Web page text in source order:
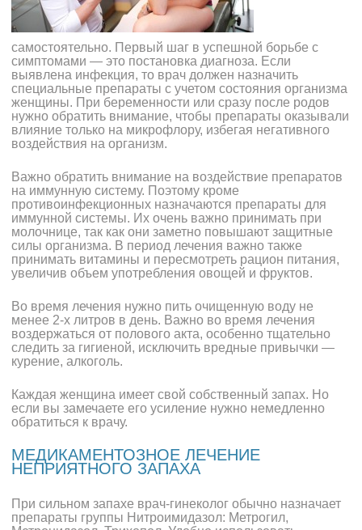
самостоятельно. Первый шаг в успешной борьбе с
симптомами — это постановка диагноза. Если
выявлена инфекция, то врач должен назначить
специальные препараты с учетом состояния организма
женщины. При беременности или сразу после родов
нужно обратить внимание, чтобы препараты оказывали
влияние только на микрофлору, избегая негативного
воздействия на организм.
Важно обратить внимание на воздействие препаратов
на иммунную систему. Поэтому кроме
противоинфекционных назначаются препараты для
иммунной системы. Их очень важно принимать при
молочнице, так как они заметно повышают защитные
силы организма. В период лечения важно также
принимать витамины и пересмотреть рацион питания,
увеличив объем употребления овощей и фруктов.
Во время лечения нужно пить очищенную воду не
менее 2-х литров в день. Важно во время лечения
воздержаться от полового акта, особенно тщательно
следить за гигиеной, исключить вредные привычки —
курение, алкоголь.
Каждая женщина имеет свой собственный запах. Но
если вы замечаете его усиление нужно немедленно
обратиться к врачу.
МЕДИКАМЕНТОЗНОЕ ЛЕЧЕНИЕ
НЕПРИЯТНОГО ЗАПАХА
При сильном запахе врач-гинеколог обычно назначает
препараты группы Нитроимидазол: Метрогил,